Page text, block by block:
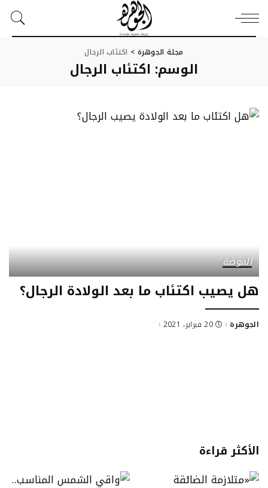
مجلة الجوهرة > اكتئاب الرجال
الوسم: اكتئاب الرجال
الموضة
هل يصيب اكتئاب ما بعد الولادة الرجال؟
Posted
الجوهرة 20 فبراير، 2021
الأكثر قراءة